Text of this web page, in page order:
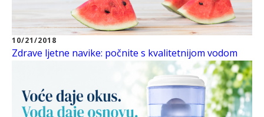
10/21/2018
Zdrave ljetne navike: počnite s kvalitetnijom vodom